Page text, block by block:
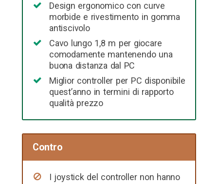
Design ergonomico con curve
morbide e rivestimento in gomma
antiscivolo
Cavo lungo 1,8 m per giocare
comodamente mantenendo una
buona distanza dal PC
Miglior controller per PC disponibile
quest’anno in termini di rapporto
qualità prezzo
Contro
I joystick del controller non hanno